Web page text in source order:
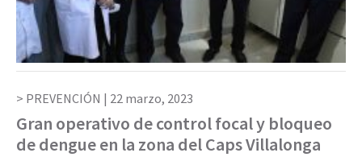
PREVENCIÓN | 22 marzo, 2023
Gran operativo de control focal y bloqueo
de dengue en la zona del Caps Villalonga